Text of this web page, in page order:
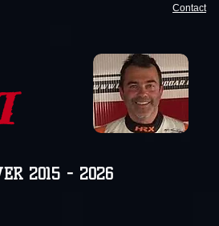
Contact
2015 - 2026